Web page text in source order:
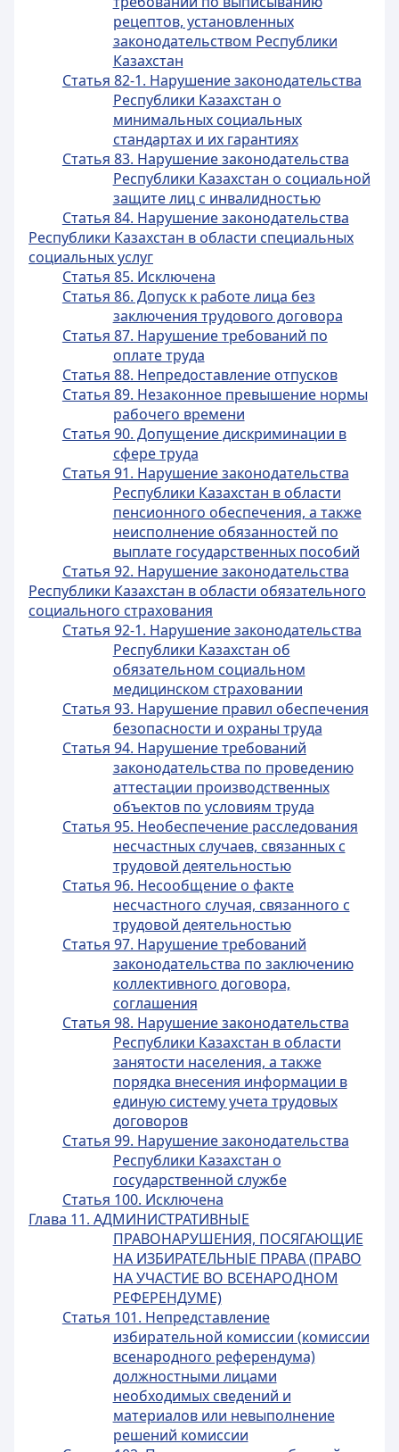
рецептов, установленных
законодательством Республики
Казахстан
Статья 82-1. Нарушение законодательства
Республики Казахстан о
минимальных социальных
стандартах и их гарантиях
Статья 83. Нарушение законодательства
Республики Казахстан о социальной
защите лиц с инвалидностью
Статья 84. Нарушение законодательства
Республики Казахстан в области специальных
социальных услуг
Статья 85. Исключена
Статья 86. Допуск к работе лица без
заключения трудового договора
Статья 87. Нарушение требований по
оплате труда
Статья 88. Непредоставление отпусков
Статья 89. Незаконное превышение нормы
рабочего времени
Статья 90. Допущение дискриминации в
сфере труда
Статья 91. Нарушение законодательства
Республики Казахстан в области
пенсионного обеспечения, а также
неисполнение обязанностей по
выплате государственных пособий
Статья 92. Нарушение законодательства
Республики Казахстан в области обязательного
социального страхования
Статья 92-1. Нарушение законодательства
Республики Казахстан об
обязательном социальном
медицинском страховании
Статья 93. Нарушение правил обеспечения
безопасности и охраны труда
Статья 94. Нарушение требований
законодательства по проведению
аттестации производственных
объектов по условиям труда
Статья 95. Необеспечение расследования
несчастных случаев, связанных с
трудовой деятельностью
Статья 96. Несообщение о факте
несчастного случая, связанного с
трудовой деятельностью
Статья 97. Нарушение требований
законодательства по заключению
коллективного договора,
соглашения
Статья 98. Нарушение законодательства
Республики Казахстан в области
занятости населения, а также
порядка внесения информации в
единую систему учета трудовых
договоров
Статья 99. Нарушение законодательства
Республики Казахстан о
государственной службе
Статья 100. Исключена
Глава 11. АДМИНИСТРАТИВНЫЕ
ПРАВОНАРУШЕНИЯ, ПОСЯГАЮЩИЕ
НА ИЗБИРАТЕЛЬНЫЕ ПРАВА (ПРАВО
НА УЧАСТИЕ ВО ВСЕНАРОДНОМ
РЕФЕРЕНДУМЕ)
Статья 101. Непредставление
избирательной комиссии (комиссии
всенародного референдума)
должностными лицами
необходимых сведений и
материалов или невыполнение
решений комиссии